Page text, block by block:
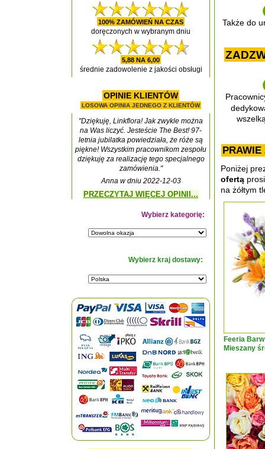
100% ZAMÓWIEŃ NA CZAS
doręczonych w wybranym dniu
5,88 NA 6,00
średnie zadowolenie z jakości obsługi
OPINIE KLIENTÓW
LOSOWA OPINIA JEDNEGO Z KLIENTÓW
"Dziękuję, Linkflora! Jak zwykle można
na Was liczyć. Jesteście The Best! 97-
letnia jubilatka powiedziała, że róże są
piękne! Wszystkim pracownikom zespołu
dziękuję za realizację tego specjalnego
zamówienia."
Anna w dniu 2022-12-03
PRZECZYTAJ WIĘCEJ OPINII...
Wybierz kategorię:
Wybierz kraj dostawy:
Także do
PRAWIE
Poniżej
ofertą
na żółtym
Feeria
Mieszany